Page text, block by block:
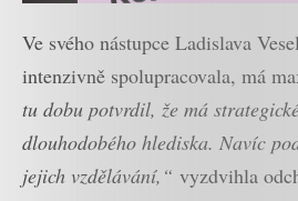
Ve svého nástupce Ladislava
intenzivně spolupracovala, má
tu dobu potvrdil, že má
dlouhodobého hlediska. Navíc
jejich vzdělávání,“ vyzdvihla